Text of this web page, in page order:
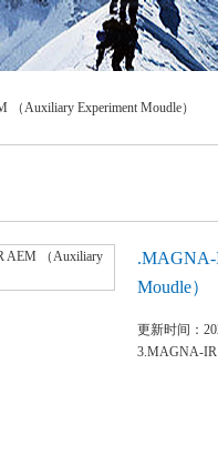
Auxiliary Experiment Moudle）
.MAGNA-
Moudle）
更新时间：
3.MAGNA-IR